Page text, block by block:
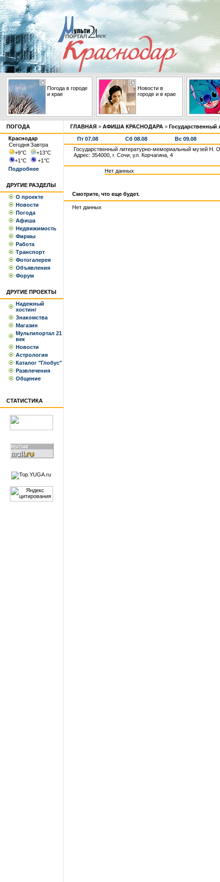
Погода в городе
и крае
Новости в
городе и в крае
ПОГОДА
Краснодар
СегодняЗавтра
+9°С +13°С
+1°С +1°С
Подробнее
ДРУГИЕ РАЗДЕЛЫ
О проекте
Новости
Погода
Афиша
Недвижимость
Фирмы
Работа
Транспорт
Фотогалерея
Объявления
Форум
ДРУГИЕ ПРОЕКТЫ
Надежный
хостинг
Знакомства
Магазин
Мультипортал 21
век
Новости
Астрология
Каталог "Глобус"
Развлечения
Общение
СТАТИСТИКА
ГЛАВНАЯ > АФИША КРАСНОДАРА > Государственный
Пт 07.08 Сб 08.08
Вс 09.08
Государственный литературно-мемориальный музей Н.
Адрес: 354000, г. Сочи, ул. Корчагина, 4
Нет данных
Смотрите, что еще будет.
Нет данных